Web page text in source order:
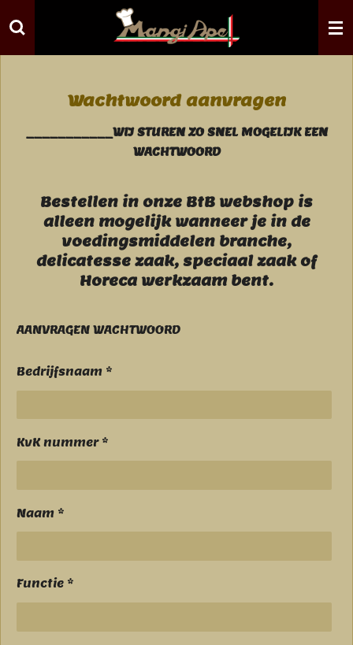
direct
naar
hoofdinhoudWachtwoord aanvragen
___________WIJ STUREN ZO SNEL MOGELIJK EEN
WACHTWOORD
Bestellen in onze BtB webshop is
alleen mogelijk wanneer je in de
voedingsmiddelen branche,
delicatesse zaak, speciaal zaak of
Horeca werkzaam bent.
AANVRAGEN WACHTWOORD
Bedrijfsnaam *
KvK nummer *
Naam *
Functie *